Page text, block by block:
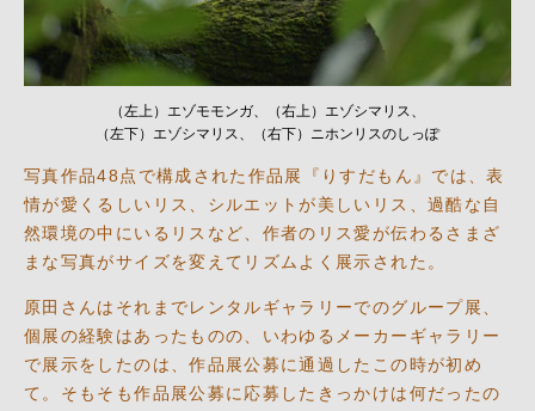
（左上）エゾモモンガ、（右上）エゾシマリス、
（左下）エゾシマリス、（右下）ニホンリスのしっぽ
写真作品48点で構成された作品展『りすだもん』では、表
情が愛くるしいリス、シルエットが美しいリス、過酷な自
然環境の中にいるリスなど、作者のリス愛が伝わるさまざ
まな写真がサイズを変えてリズムよく展示された。
原田さんはそれまでレンタルギャラリーでのグループ展、
個展の経験はあったものの、いわゆるメーカーギャラリー
で展示をしたのは、作品展公募に通過したこの時が初め
て。そもそも作品展公募に応募したきっかけは何だったの